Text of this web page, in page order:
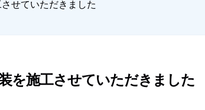
せていただきました
を施工させていただきました